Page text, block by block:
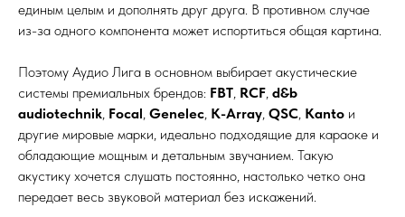
единым целым и дополнять друг друга. В противном случае
из-за одного компонента может испортиться общая картина.
Поэтому Аудио Лига в основном выбирает акустические
системы премиальных брендов: FBT, RCF, d&b
audiotechnik, Focal, Genelec, K-Array, QSC, Kanto и
другие мировые марки, идеально подходящие для караоке и
обладающие мощным и детальным звучанием. Такую
акустику хочется слушать постоянно, настолько четко она
передает весь звуковой материал без искажений.